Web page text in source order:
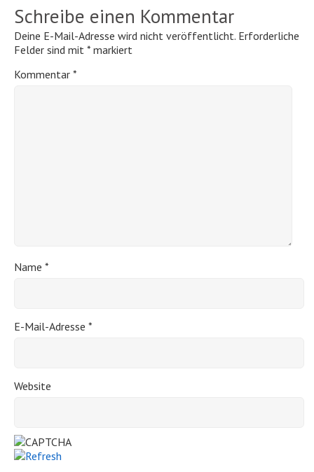
Schreibe einen Kommentar
Deine E-Mail-Adresse wird nicht veröffentlicht. Erforderliche
Felder sind mit * markiert
Kommentar *
Name *
E-Mail-Adresse *
Website